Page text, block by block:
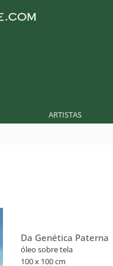
ARTISTAS
Da Genética Paterna
óleo sobre tela
100 x 100 cm